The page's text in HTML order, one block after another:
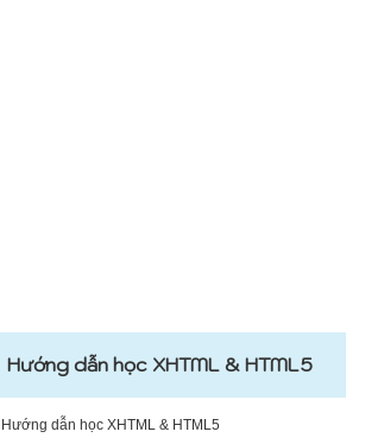
Hướng dẫn học XHTML & HTML5
Hướng dẫn học XHTML & HTML5